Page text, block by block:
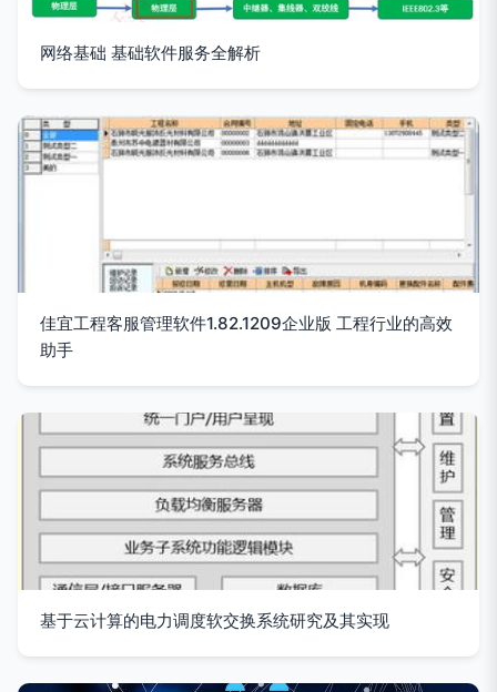
网络基础 基础软件服务全解析
佳宜工程客服管理软件1.82.1209企业版 工程行业的高效
助手
基于云计算的电力调度软交换系统研究及其实现